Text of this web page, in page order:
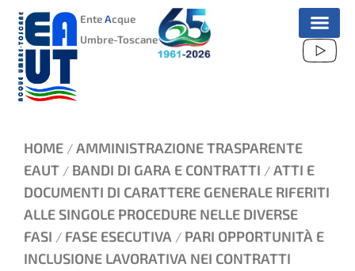
VAI
CONTENUTO
EnteAcque
Umbre-Toscane
HOME / AMMINISTRAZIONE TRASPARENTE
EAUT / BANDI DI GARA E CONTRATTI / ATTI E
DOCUMENTI DI CARATTERE GENERALE RIFERITI
ALLE SINGOLE PROCEDURE NELLE DIVERSE
FASI / FASE ESECUTIVA / PARI OPPORTUNITÀ E
INCLUSIONE LAVORATIVA NEI CONTRATTI